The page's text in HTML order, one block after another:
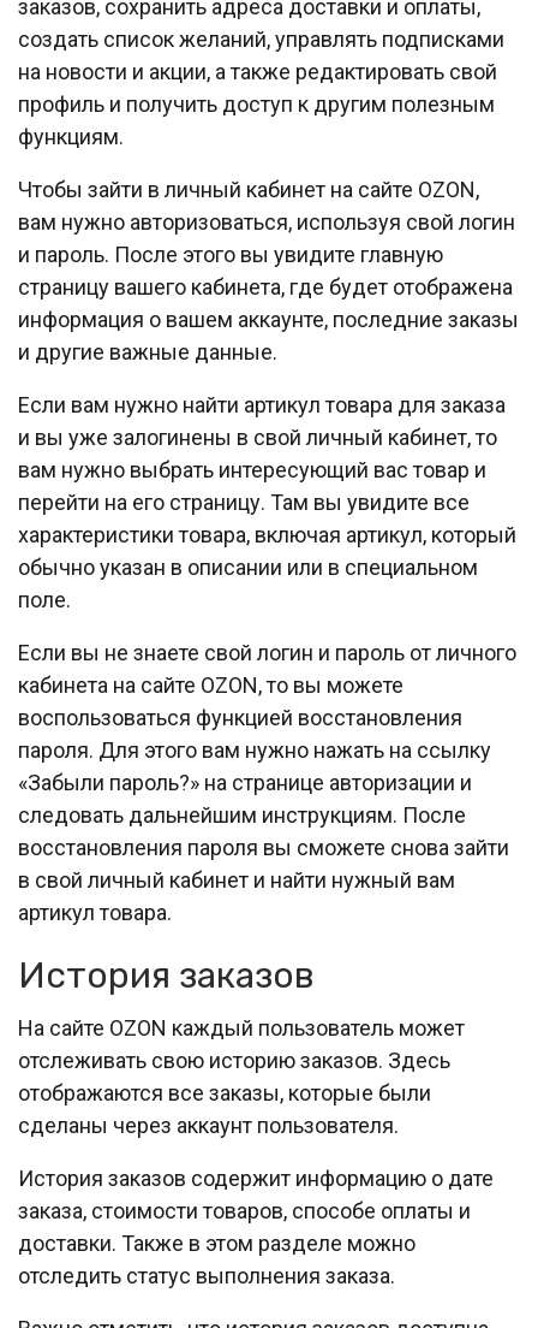
заказов, сохранить адреса доставки и оплаты,
создать список желаний, управлять подписками
на новости и акции, а также редактировать свой
профиль и получить доступ к другим полезным
функциям.
Чтобы зайти в личный кабинет на сайте OZON,
вам нужно авторизоваться, используя свой логин
и пароль. После этого вы увидите главную
страницу вашего кабинета, где будет отображена
информация о вашем аккаунте, последние заказы
и другие важные данные.
Если вам нужно найти артикул товара для заказа
и вы уже залогинены в свой личный кабинет, то
вам нужно выбрать интересующий вас товар и
перейти на его страницу. Там вы увидите все
характеристики товара, включая артикул, который
обычно указан в описании или в специальном
поле.
Если вы не знаете свой логин и пароль от личного
кабинета на сайте OZON, то вы можете
воспользоваться функцией восстановления
пароля. Для этого вам нужно нажать на ссылку
«Забыли пароль?» на странице авторизации и
следовать дальнейшим инструкциям. После
восстановления пароля вы сможете снова зайти
в свой личный кабинет и найти нужный вам
артикул товара.
История заказов
На сайте OZON каждый пользователь может
отслеживать свою историю заказов. Здесь
отображаются все заказы, которые были
сделаны через аккаунт пользователя.
История заказов содержит информацию о дате
заказа, стоимости товаров, способе оплаты и
доставки. Также в этом разделе можно
отследить статус выполнения заказа.